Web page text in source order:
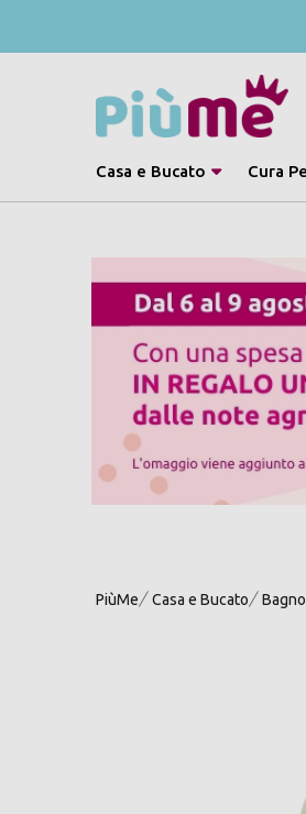
Casa e Bucato Cura
PiùMe Casa e Bucato Bagno